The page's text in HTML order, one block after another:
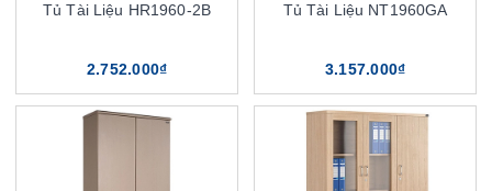
Tủ Tài Liệu HR1960-2B
2.752.000₫
Tủ Tài Liệu NT1960GA
3.157.000₫